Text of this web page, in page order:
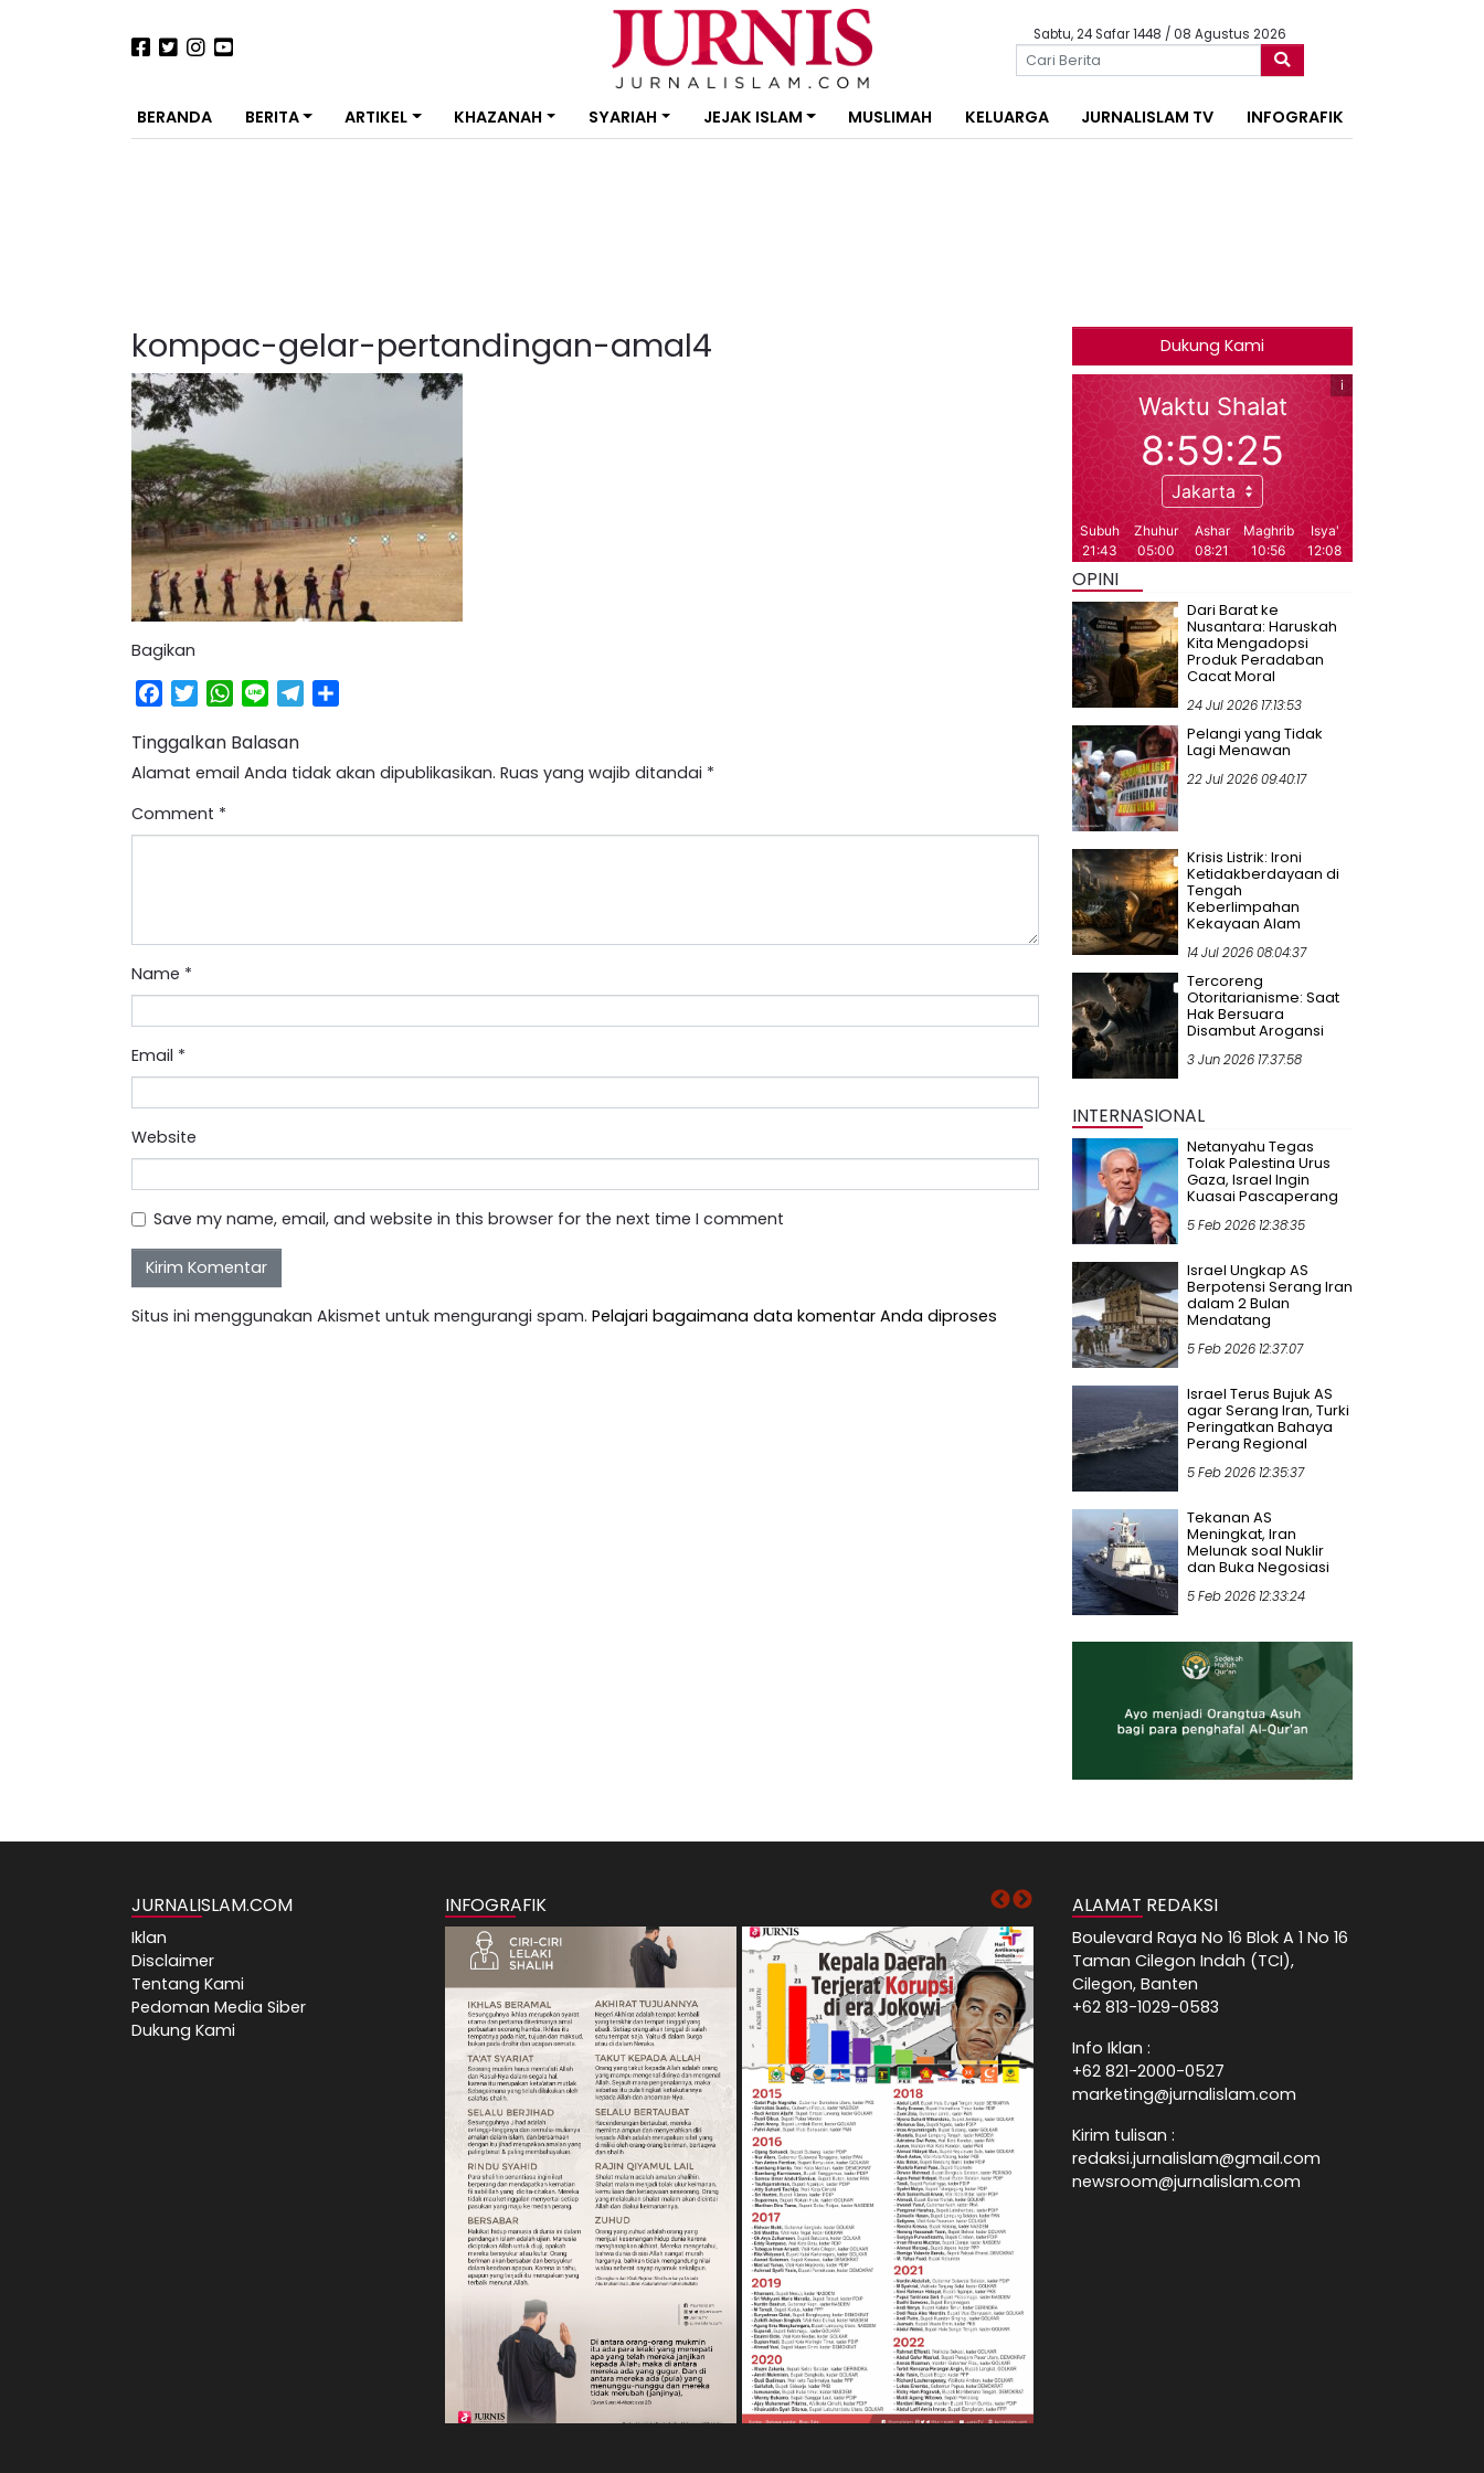
Sabtu, 24 Safar 1448 / 08 Agustus 2026
BERANDA BERITA ARTIKEL KHAZANAH SYARIAH JEJAK ISLAM MUSLIMAH KELUARGA JURNALISLAM TV INFOGRAFIK
kompac-gelar-pertandingan-amal4
Bagikan
Facebook
TwitterWhatsApp
Line Telegram
Tinggalkan Balasan
Alamat email Anda tidak akan dipublikasikan. Ruas yang wajib ditandai *
Comment *
Name *
Email *
Website
Save my name, email, and website in this browser for the next time I comment
Situs ini menggunakan Akismet untuk mengurangi spam. Pelajari bagaimana data komentar Anda diproses
Dukung Kami
OPINI
Dari Barat ke
Nusantara: Haruskah
Kita Mengadopsi
Produk Peradaban
Cacat Moral
24 Jul 2026 17:13:53
Pelangi yang Tidak
Lagi Menawan
22 Jul 2026 09:40:17
Krisis Listrik: Ironi
Ketidakberdayaan di
Tengah
Keberlimpahan
Kekayaan Alam
14 Jul 2026 08:04:37
Tercoreng
Otoritarianisme: Saat
Hak Bersuara
Disambut Arogansi
3 Jun 2026 17:37:58
INTERNASIONAL
Netanyahu Tegas
Tolak Palestina Urus
Gaza, Israel Ingin
Kuasai Pascaperang
5 Feb 2026 12:38:35
Israel Ungkap AS
Berpotensi Serang Iran
dalam 2 Bulan
Mendatang
5 Feb 2026 12:37:07
Israel Terus Bujuk AS
agar Serang Iran, Turki
Peringatkan Bahaya
Perang Regional
5 Feb 2026 12:35:37
Tekanan AS
Meningkat, Iran
Melunak soal Nuklir
dan Buka Negosiasi
5 Feb 2026 12:33:24
JURNALISLAM.COM
Iklan
Disclaimer
Tentang Kami
Pedoman Media Siber
Dukung Kami
INFOGRAFIK ALAMAT REDAKSI
Boulevard Raya No 16 Blok A 1 No 16
Taman Cilegon Indah (TCI),
Cilegon, Banten
+62 813-1029-0583
Info Iklan :
+62 821-2000-0527
marketing@jurnalislam.com
Kirim tulisan :
redaksi.jurnalislam@gmail.com
newsroom@jurnalislam.com